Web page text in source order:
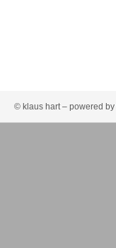
© klaus hart – powered by